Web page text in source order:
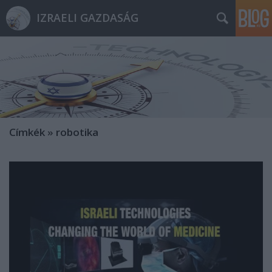
IZRAELI GAZDASÁG
Címkék » robotika